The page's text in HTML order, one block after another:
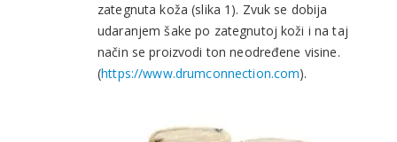
zategnuta koža (slika 1). Zvuk se dobija
udaranjem šake po zategnutoj koži i na taj
način se proizvodi ton neodređene visine.
(https://www.drumconnection.com).